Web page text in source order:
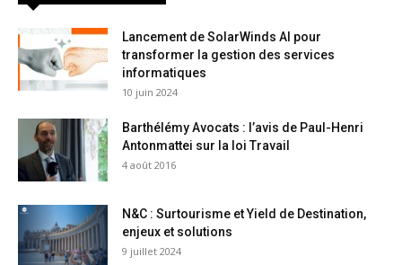
Lancement de SolarWinds AI pour
transformer la gestion des services
informatiques
10 juin 2024
Barthélémy Avocats : l’avis de Paul-Henri
Antonmattei sur la loi Travail
4 août 2016
N&C : Surtourisme et Yield de Destination,
enjeux et solutions
9 juillet 2024